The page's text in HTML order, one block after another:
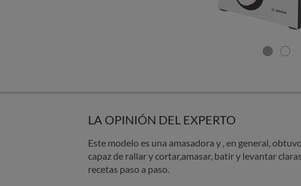
LA OPINIÓN DEL EXPERTO
Este modelo es una amasadora y , en general,
capaz de rallar y cortar,amasar, batir y levantar
recetas paso a paso.